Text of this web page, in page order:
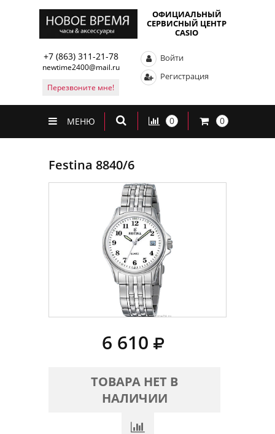
ОФИЦИАЛЬНЫЙ
СЕРВИСНЫЙ ЦЕНТР
CASIO
+7 (863) 311-21-78
newtime2400@mail.ru
Перезвоните мне!
Войти
Регистрация
МЕНЮ 0 0
Festina 8840/6
6 610
ТОВАРА НЕТ В
НАЛИЧИИ